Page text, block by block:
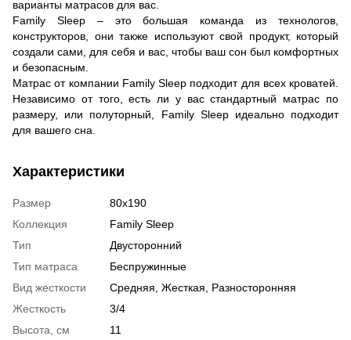
варианты матрасов для вас.
Family Sleep – это большая команда из технологов,
конструкторов, они также используют свой продукт, который
создали сами, для себя и вас, чтобы ваш сон был комфортных
и безопасным.
Матрас от компании Family Sleep подходит для всех кроватей.
Независимо от того, есть ли у вас стандартный матрас по
размеру, или полуторный, Family Sleep идеально подходит
для вашего сна.
Характеристики
Размер
80х190
Коллекция
Family Sleep
Тип
Двусторонний
Тип матраса
Беспружинные
Вид жесткости
Средняя, Жесткая, Разносторонняя
Жесткость
3/4
Высота, см
11